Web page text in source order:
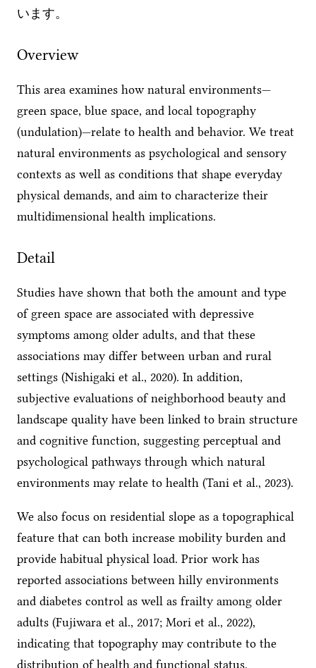
います。
Overview
This area examines how natural environments—
green space, blue space, and local topography
(undulation)—relate to health and behavior. We treat
natural environments as psychological and sensory
contexts as well as conditions that shape everyday
physical demands, and aim to characterize their
multidimensional health implications.
Detail
Studies have shown that both the amount and type
of green space are associated with depressive
symptoms among older adults, and that these
associations may differ between urban and rural
settings (Nishigaki et al., 2020). In addition,
subjective evaluations of neighborhood beauty and
landscape quality have been linked to brain structure
and cognitive function, suggesting perceptual and
psychological pathways through which natural
environments may relate to health (Tani et al., 2023).
We also focus on residential slope as a topographical
feature that can both increase mobility burden and
provide habitual physical load. Prior work has
reported associations between hilly environments
and diabetes control as well as frailty among older
adults (Fujiwara et al., 2017; Mori et al., 2022),
indicating that topography may contribute to the
distribution of health and functional status.